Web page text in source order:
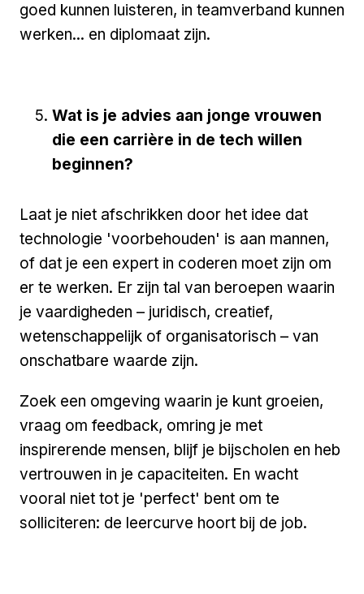
goed kunnen luisteren, in teamverband kunnen
werken... en diplomaat zijn.
Wat is je advies aan jonge vrouwen
die een carrière in de tech willen
beginnen?
Laat je niet afschrikken door het idee dat
technologie 'voorbehouden' is aan mannen,
of dat je een expert in coderen moet zijn om
er te werken. Er zijn tal van beroepen waarin
je vaardigheden – juridisch, creatief,
wetenschappelijk of organisatorisch – van
onschatbare waarde zijn.
Zoek een omgeving waarin je kunt groeien,
vraag om feedback, omring je met
inspirerende mensen, blijf je bijscholen en heb
vertrouwen in je capaciteiten. En wacht
vooral niet tot je 'perfect' bent om te
solliciteren: de leercurve hoort bij de job.